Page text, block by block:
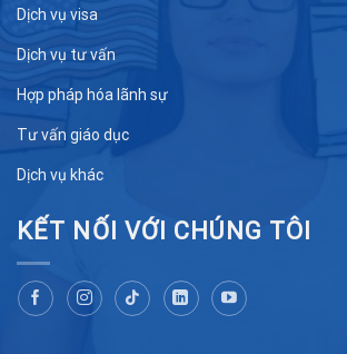
Dịch vụ visa
Dịch vụ tư vấn
Hợp pháp hóa lãnh sự
Tư vấn giáo dục
Dịch vụ khác
KẾT NỐI VỚI CHÚNG TÔI